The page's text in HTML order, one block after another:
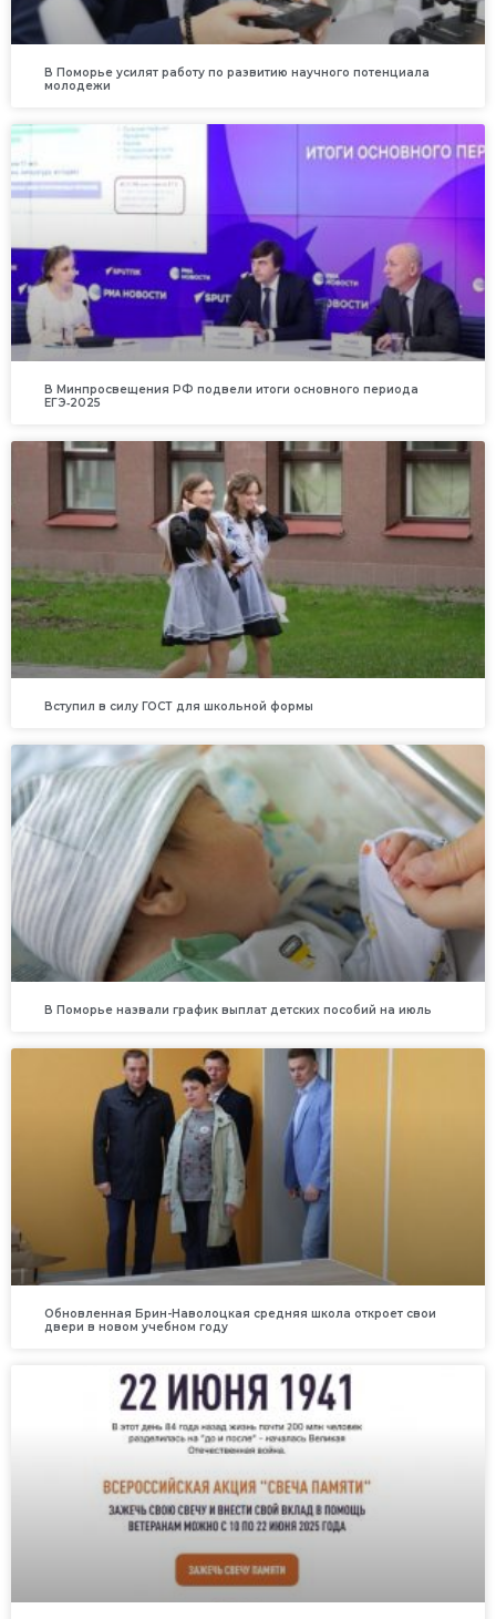
В Поморье усилят работу по развитию научного потенциала
молодежи
В Минпросвещения РФ подвели итоги основного периода
ЕГЭ‑2025
Вступил в силу ГОСТ для школьной формы
В Поморье назвали график выплат детских пособий на июль
Обновленная Брин-Наволоцкая средняя школа откроет свои
двери в новом учебном году